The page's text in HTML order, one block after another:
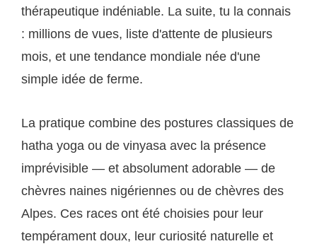
thérapeutique indéniable. La suite, tu la connais
: millions de vues, liste d'attente de plusieurs
mois, et une tendance mondiale née d'une
simple idée de ferme.
La pratique combine des postures classiques de
hatha yoga ou de vinyasa avec la présence
imprévisible — et absolument adorable — de
chèvres naines nigériennes ou de chèvres des
Alpes. Ces races ont été choisies pour leur
tempérament doux, leur curiosité naturelle et